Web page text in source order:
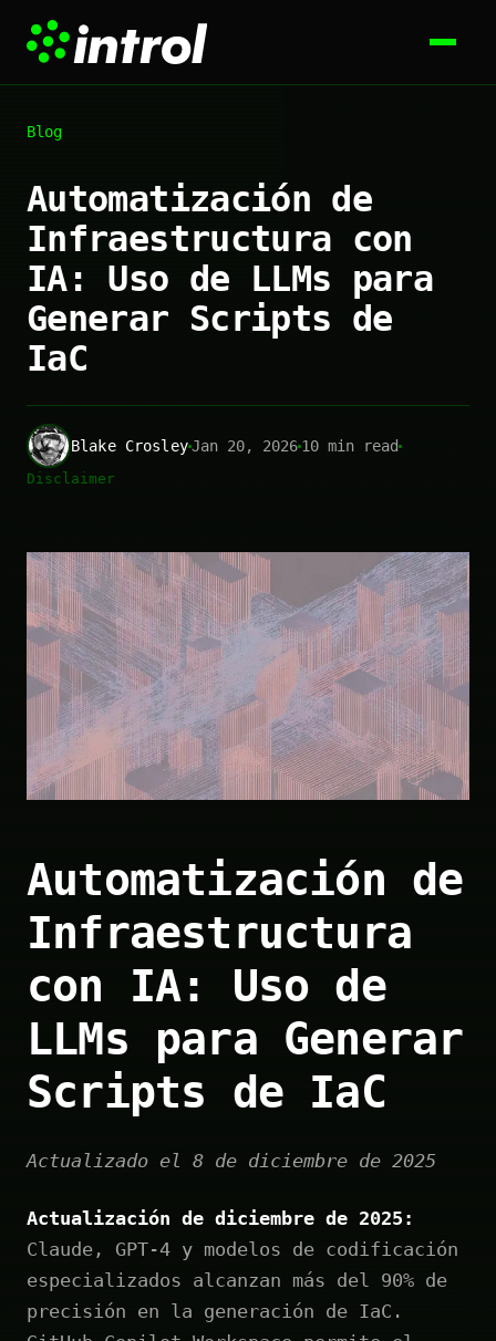
Blog
Automatización de
Infraestructura con
IA: Uso de LLMs para
Generar Scripts de
IaC
Blake CrosleyJan 20, 202610 min read
Disclaimer
Automatización de
Infraestructura
con IA: Uso de
LLMs para Generar
Scripts de IaC
Actualizado el 8 de diciembre de 2025
Actualización de diciembre de 2025:
Claude, GPT-4 y modelos de codificación
especializados alcanzan más del 90% de
precisión en la generación de IaC.